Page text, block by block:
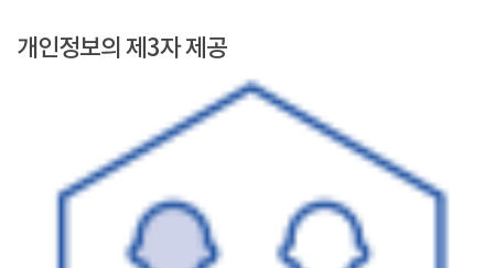
개인정보의 제3자 제공